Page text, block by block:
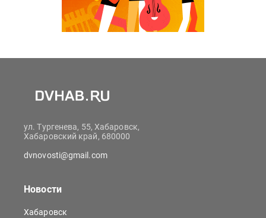
ул. Тургенева, 55, Хабаровск,
Хабаровский край, 680000
dvnovosti@gmail.com
Новости
Хабаровск